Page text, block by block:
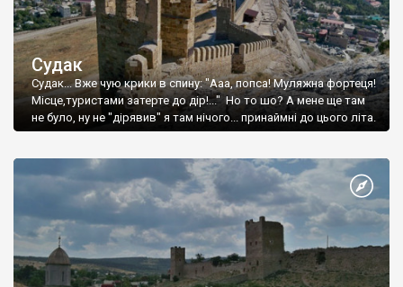
Судак
Судак... Вже чую крики в спину: "Ааа, попса! Муляжна фортеця!
Місце,туристами затерте до дір!..." Но то шо? А мене ще там
не було, ну не "дірявив" я там нічого... принаймні до цього літа.